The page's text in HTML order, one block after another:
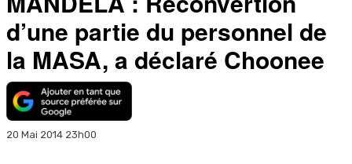
d’une partie du personnel de
la MASA, a déclaré Choonee
20 Mai 2014 23h00